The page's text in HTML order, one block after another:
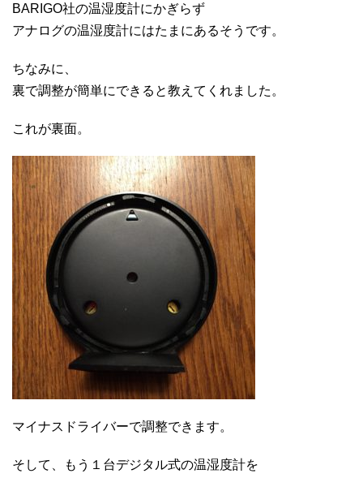
BARIGO社の温湿度計にかぎらず
アナログの温湿度計にはたまにあるそうです。
ちなみに、
裏で調整が簡単にできると教えてくれました。
これが裏面。
マイナスドライバーで調整できます。
そして、もう１台デジタル式の温湿度計を